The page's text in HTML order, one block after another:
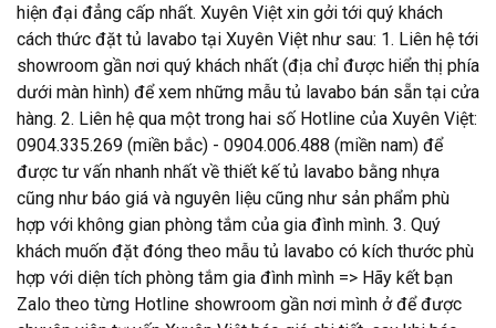
hiện đại đẳng cấp nhất. Xuyên Việt xin gởi tới quý khách
cách thức đặt tủ lavabo tại Xuyên Việt như sau: 1. Liên hệ tới
showroom gần nơi quý khách nhất (địa chỉ được hiển thị phía
dưới màn hình) để xem những mẫu tủ lavabo bán sẵn tại cửa
hàng. 2. Liên hệ qua một trong hai số Hotline của Xuyên Việt:
0904.335.269 (miền bắc) - 0904.006.488 (miền nam) để
được tư vấn nhanh nhất về thiết kế tủ lavabo bằng nhựa
cũng như báo giá và nguyên liệu cũng như sản phẩm phù
hợp với không gian phòng tắm của gia đình mình. 3. Quý
khách muốn đặt đóng theo mẫu tủ lavabo có kích thước phù
hợp với diện tích phòng tắm gia đình mình => Hãy kết bạn
Zalo theo từng Hotline showroom gần nơi mình ở để được